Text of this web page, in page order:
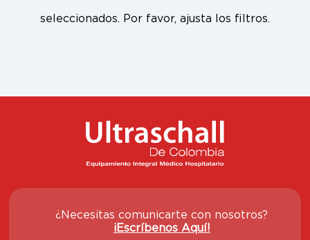
seleccionados. Por favor, ajusta los filtros.
¿Necesitas comunicarte con nosotros?
¡Escríbenos Aquí!